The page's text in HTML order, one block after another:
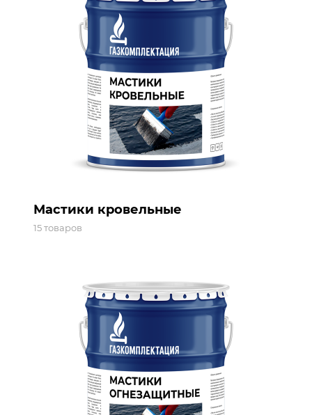
Мастики кровельные
15 товаров